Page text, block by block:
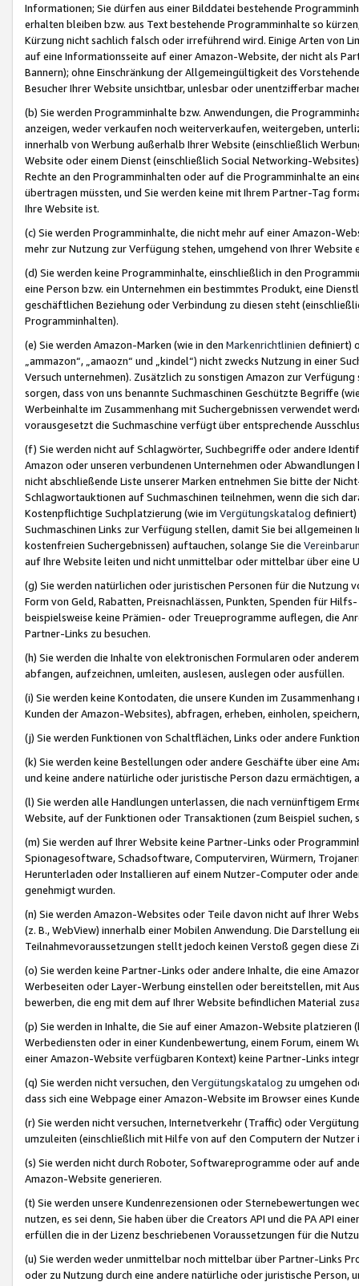
Informationen; Sie dürfen aus einer Bilddatei bestehende
erhalten bleiben bzw. aus Text bestehende Programminhalte so
Kürzung nicht sachlich falsch oder irreführend wird. Einige Arten von
auf eine Informationsseite auf einer Amazon-Website, der nicht als
Bannern); ohne Einschränkung der Allgemeingültigkeit des
Besucher Ihrer Website unsichtbar, unlesbar oder unentzifferbar
(b) Sie werden Programminhalte bzw. Anwendungen, die
anzeigen, weder verkaufen noch weiterverkaufen, weitergeben,
innerhalb von Werbung außerhalb Ihrer Website (einschließlich
Website oder einem Dienst (einschließlich Social Networking-
Rechte an den Programminhalten oder auf die Programminhalte an
übertragen müssten, und Sie werden keine mit Ihrem Partner-Tag
Ihre Website ist.
(c) Sie werden Programminhalte, die nicht mehr auf einer Amazon-
mehr zur Nutzung zur Verfügung stehen, umgehend von Ihrer
(d) Sie werden keine Programminhalte, einschließlich in den
eine Person bzw. ein Unternehmen ein bestimmtes Produkt, eine
geschäftlichen Beziehung oder Verbindung zu diesen steht
Programminhalten).
(e) Sie werden Amazon-Marken (wie in den Markenrichtlinien definiert)
„ammazon“, „amaozn“ und „kindel“) nicht zwecks Nutzung in einer
Versuch unternehmen). Zusätzlich zu sonstigen Amazon zur
sorgen, dass von uns benannte Suchmaschinen Geschützte Begriffe
Werbeinhalte im Zusammenhang mit Suchergebnissen verwendet
vorausgesetzt die Suchmaschine verfügt über entsprechende
(f) Sie werden nicht auf Schlagwörter, Suchbegriffe oder andere
Amazon oder unseren verbundenen Unternehmen oder
nicht abschließende Liste unserer Marken entnehmen Sie bitte der
Schlagwortauktionen auf Suchmaschinen teilnehmen, wenn die sich
Kostenpflichtige Suchplatzierung (wie im Vergütungskatalog definiert)
Suchmaschinen Links zur Verfügung stellen, damit Sie bei
kostenfreien Suchergebnissen) auftauchen, solange Sie die
auf Ihre Website leiten und nicht unmittelbar oder mittelbar über eine
(g) Sie werden natürlichen oder juristischen Personen für die Nutzung
Form von Geld, Rabatten, Preisnachlässen, Punkten, Spenden für
beispielsweise keine Prämien- oder Treueprogramme auflegen, die
Partner-Links zu besuchen.
(h) Sie werden die Inhalte von elektronischen Formularen oder
abfangen, aufzeichnen, umleiten, auslesen, auslegen oder ausfüllen.
(i) Sie werden keine Kontodaten, die unsere Kunden im
Kunden der Amazon-Websites), abfragen, erheben, einholen,
(j) Sie werden Funktionen von Schaltflächen, Links oder andere
(k) Sie werden keine Bestellungen oder andere Geschäfte über eine
und keine andere natürliche oder juristische Person dazu
(l) Sie werden alle Handlungen unterlassen, die nach vernünftigem
Website, auf der Funktionen oder Transaktionen (zum Beispiel
(m) Sie werden auf Ihrer Website keine Partner-Links oder
Spionagesoftware, Schadsoftware, Computerviren, Würmern,
Herunterladen oder Installieren auf einem Nutzer-Computer oder
genehmigt wurden.
(n) Sie werden Amazon-Websites oder Teile davon nicht auf Ihrer
(z. B., WebView) innerhalb einer Mobilen Anwendung. Die Darstellung
Teilnahmevoraussetzungen stellt jedoch keinen Verstoß gegen diese
(o) Sie werden keine Partner-Links oder andere Inhalte, die eine
Werbeseiten oder Layer-Werbung einstellen oder bereitstellen, mit
bewerben, die eng mit dem auf Ihrer Website befindlichen Material
(p) Sie werden in Inhalte, die Sie auf einer Amazon-Website
Werbediensten oder in einer Kundenbewertung, einem Forum, einem
einer Amazon-Website verfügbaren Kontext) keine Partner-Links
(q) Sie werden nicht versuchen, den Vergütungskatalog zu umgehen
dass sich eine Webpage einer Amazon-Website im Browser eines
(r) Sie werden nicht versuchen, Internetverkehr (Traffic) oder
umzuleiten (einschließlich mit Hilfe von auf den Computern der
(s) Sie werden nicht durch Roboter, Softwareprogramme oder auf
Amazon-Website generieren.
(t) Sie werden unsere Kundenrezensionen oder Sternebewertungen
nutzen, es sei denn, Sie haben über die Creators API und die PA API
erfüllen die in der Lizenz beschriebenen Voraussetzungen für die
(u) Sie werden weder unmittelbar noch mittelbar über Partner-Links
oder zu Nutzung durch eine andere natürliche oder juristische